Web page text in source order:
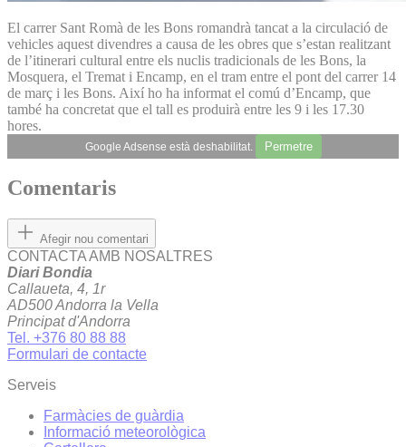
El carrer Sant Romà de les Bons romandrà tancat a la circulació de
vehicles aquest divendres a causa de les obres que sʼestan realitzant
de lʼitinerari cultural entre els nuclis tradicionals de les Bons, la
Mosquera, el Tremat i Encamp, en el tram entre el pont del carrer 14
de març i les Bons. Així ho ha informat el comú dʼEncamp, que
també ha concretat que el tall es produirà entre les 9 i les 17.30
hores.
Google Adsense està deshabilitat. Permetre
Comentaris
Afegir nou comentari
CONTACTA AMB NOSALTRES
Diari Bondia
Callaueta, 4, 1r
AD500 Andorra la Vella
Principat d'Andorra
Tel. +376 80 88 88
Formulari de contacte
Serveis
Farmàcies de guàrdia
Informació meteorològica